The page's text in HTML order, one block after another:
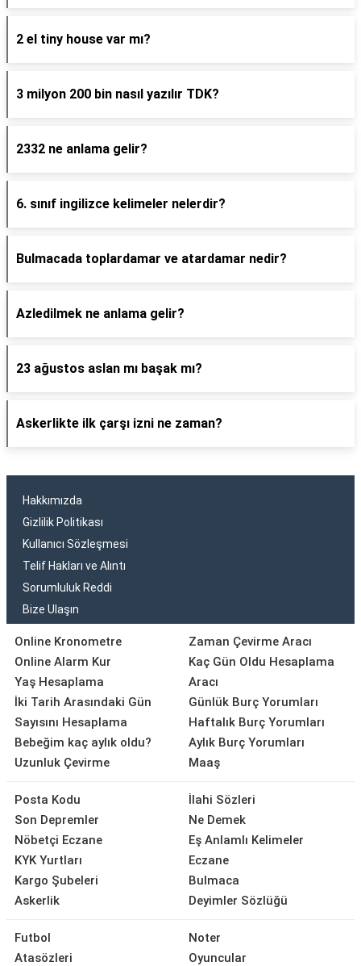
2 el tiny house var mı?
3 milyon 200 bin nasıl yazılır TDK?
2332 ne anlama gelir?
6. sınıf ingilizce kelimeler nelerdir?
Bulmacada toplardamar ve atardamar nedir?
Azledilmek ne anlama gelir?
23 ağustos aslan mı başak mı?
Askerlikte ilk çarşı izni ne zaman?
Hakkımızda
Gizlilik Politikası
Kullanıcı Sözleşmesi
Telif Hakları ve Alıntı
Sorumluluk Reddi
Bize Ulaşın
Online Kronometre
Online Alarm Kur
Yaş Hesaplama
İki Tarih Arasındaki Gün
Sayısını Hesaplama
Bebeğim kaç aylık oldu?
Uzunluk Çevirme
Zaman Çevirme Aracı
Kaç Gün Oldu Hesaplama
Aracı
Günlük Burç Yorumları
Haftalık Burç Yorumları
Aylık Burç Yorumları
Maaş
Posta Kodu
Son Depremler
Nöbetçi Eczane
KYK Yurtları
Kargo Şubeleri
Askerlik
İlahi Sözleri
Ne Demek
Eş Anlamlı Kelimeler
Eczane
Bulmaca
Deyimler Sözlüğü
Futbol
Atasözleri
Noter
Oyuncular